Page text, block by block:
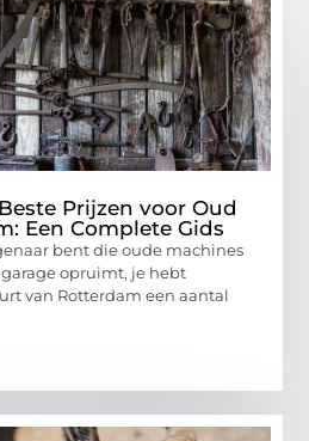
Prijzen voor Oud
Een Complete Gids
bent die oude machines
opruimt, je hebt
van Rotterdam een aantal